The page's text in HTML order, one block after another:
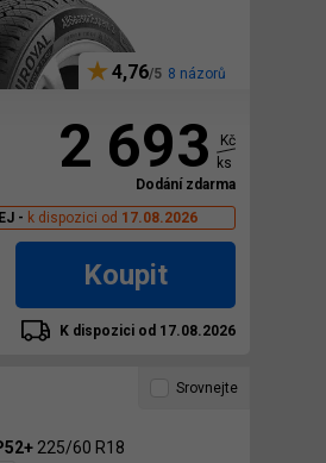
4,76 8 názorů
2 693
Kč
ks
Dodání zdarma
- k dispozici od 17.08.2026
Koupit
K dispozici od 17.08.2026
225/60 R18
Srovnejte